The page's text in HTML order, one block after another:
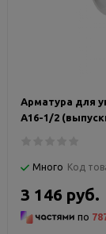
Арматура для
A16-1/2
Много Код
3 146 руб.
по